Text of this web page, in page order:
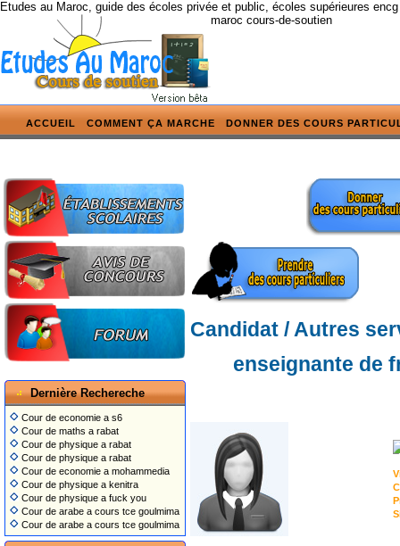
Etudes au Maroc, guide des écoles privée et public, écoles supérieures
maroc cours-de-soutien
ACCUEIL COMMENT ÇA MARCHE DONNER DES COURS
Dernière Rechereche
Cour de economie a s6
Cour de maths a rabat
Cour de physique a rabat
Cour de physique a rabat
Cour de economie a mohammedia
Cour de physique a kenitra
Cour de physique a fuck you
Cour de arabe a cours tce goulmima
Cour de arabe a cours tce goulmima
Candidat / Autres
enseignante de